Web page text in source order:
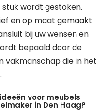
wordt gestoken.
en op maat gemaakt
bij uw wensen en
bepaald door de
vakmanschap die in het
voor meubels
in Den Haag?